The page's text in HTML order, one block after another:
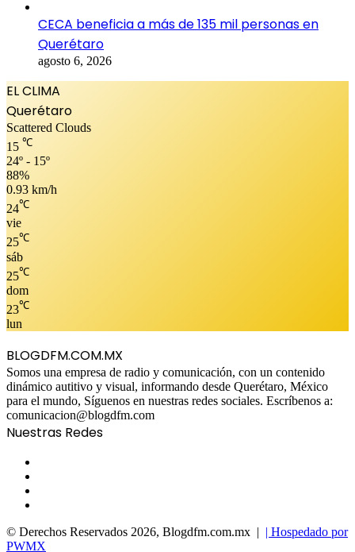
CECA beneficia a más de 135 mil personas en
Querétaro
agosto 6, 2026
EL CLIMA
Querétaro
Scattered Clouds
15 ℃
24º - 15º
88%
0.93 km/h
24℃
vie
25℃
sáb
25℃
dom
23℃
lun
BLOGDFM.COM.MX
Somos una empresa de radio y comunicación, con un contenido
dinámico autitivo y visual, informando desde Querétaro, México
para el mundo, Síguenos en nuestras redes sociales. Escríbenos a:
comunicacion@blogdfm.com
Nuestras Redes
© Derechos Reservados 2026, Blogdfm.com.mx | | Hospedado por
PWMX